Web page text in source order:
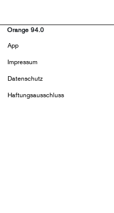
Orange 94.0
Footer
menu
App
Impressum
Datenschutz
Haftungsausschluss